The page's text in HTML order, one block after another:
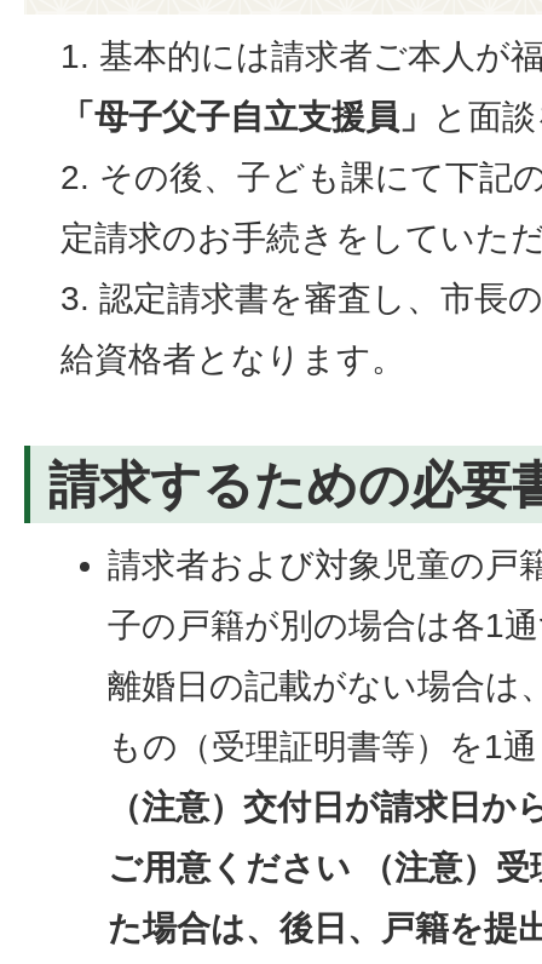
基本的には請求者ご本人が
「母子父子自立支援員」
と面
その後、子ども課にて下記
定請求のお手続きをしていた
認定請求書を審査し、市長
給資格者となります。
請求するための必要
請求者および対象児童の戸
子の戸籍が別の場合は各1
離婚日の記載がない場合は
もの（受理証明書等）を1
（注意）交付日が請求日
ご用意ください
（注意）
た場合は、後日、戸籍を提